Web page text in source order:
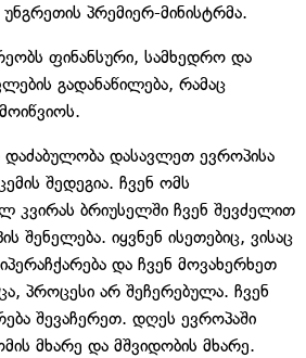
უნგრეთის პრემიერ-მინისტრმა.
ფინანსური, სამხედრო და
გადანაწილება, რამაც
დასავლეთ ევროპისა
შედეგია. ჩვენ ომს
კვირას ბრიუსელში ჩვენ შევძელით
შენელება. იყვნენ ისეთებიც, ვისაც
და ჩვენ მოვახერხეთ
პროცესი არ შეჩერებულა. ჩვენ
შევაჩერეთ. დღეს ევროპაში
მხარე და მშვიდობის მხარე.